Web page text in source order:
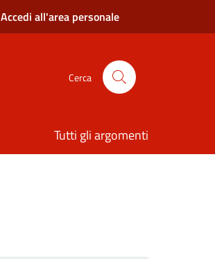
Accedi all'area personale
Cerca
Tutti gli argomenti